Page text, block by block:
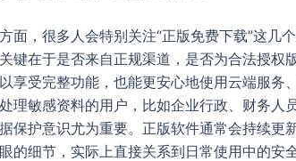
面，很多人会特别关注“正版免费下载”这几
键在于是否来自正规渠道，是否为合法授权
享受完整功能，也能更安心地使用云端服务
理敏感资料的用户，比如企业行政、财务人
保护意识尤为重要。正版软件通常会持续更
的细节，实际上直接关系到日常使用中的安